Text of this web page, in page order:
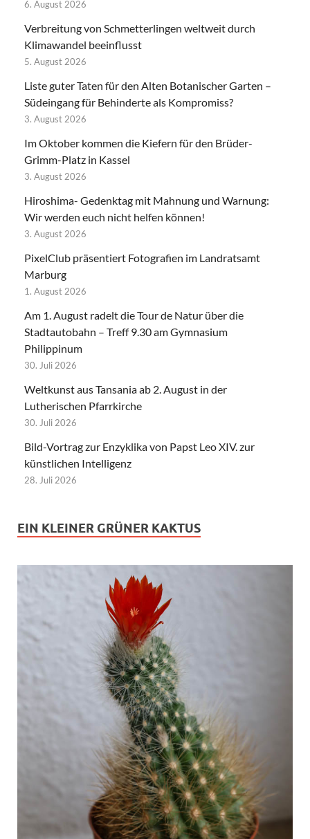
6. August 2026
Verbreitung von Schmetterlingen weltweit durch
Klimawandel beeinflusst
5. August 2026
Liste guter Taten für den Alten Botanischer Garten –
Südeingang für Behinderte als Kompromiss?
3. August 2026
Im Oktober kommen die Kiefern für den Brüder-
Grimm-Platz in Kassel
3. August 2026
Hiroshima- Gedenktag mit Mahnung und Warnung:
Wir werden euch nicht helfen können!
3. August 2026
PixelClub präsentiert Fotografien im Landratsamt
Marburg
1. August 2026
Am 1. August radelt die Tour de Natur über die
Stadtautobahn – Treff 9.30 am Gymnasium
Philippinum
30. Juli 2026
Weltkunst aus Tansania ab 2. August in der
Lutherischen Pfarrkirche
30. Juli 2026
Bild-Vortrag zur Enzyklika von Papst Leo XIV. zur
künstlichen Intelligenz
28. Juli 2026
EIN KLEINER GRÜNER KAKTUS